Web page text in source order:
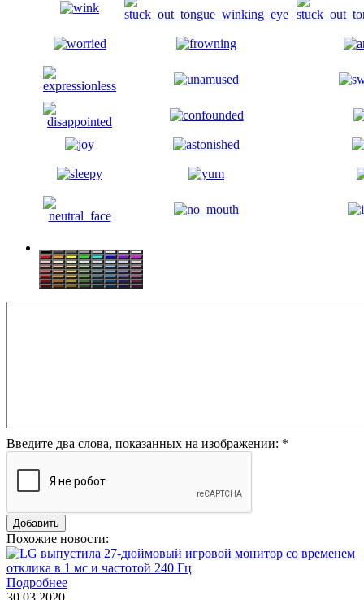
Введите два слова, показанных на изображении: *
Похожие новости:
Подробнее
30.03.2020